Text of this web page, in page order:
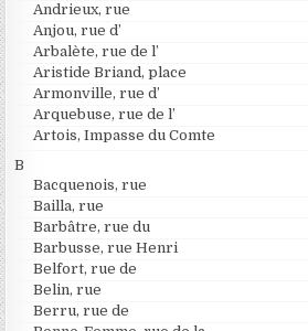
Andrieux, rue
Anjou, rue d’
Arbalète, rue de l’
Aristide Briand, place
Armonville, rue d’
Arquebuse, rue de l’
Artois, Impasse du Comte
B
Bacquenois, rue
Bailla, rue
Barbâtre, rue du
Barbusse, rue Henri
Belfort, rue de
Belin, rue
Berru, rue de